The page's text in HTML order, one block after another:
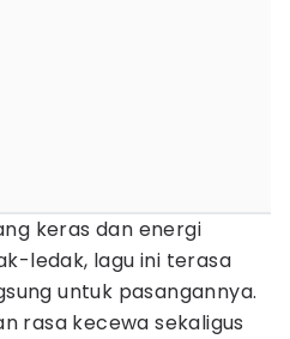
keras dan energi
ledak, lagu ini terasa
untuk pasangannya.
rasa kecewa sekaligus